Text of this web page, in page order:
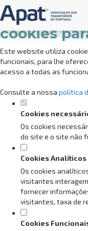
Defina as
cookies
Este website utiliza
funcionais, para lhe
acesso a todas as
Consulte a nossa política
Cookies
Os cookies
do site e o site não
Cookies Analíticos
Os cookies
visitantes
fornecer
visitantes, taxa de
Cookies